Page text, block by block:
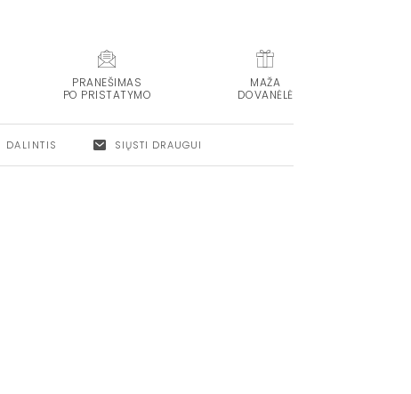
PRANEŠIMAS
PO PRISTATYMO
MAŽA
DOVANĖLĖ
DALINTIS SIŲSTI DRAUGUI